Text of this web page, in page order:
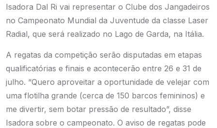
Isadora Dal Ri vai representar o Clube dos Jangadeiros
no Campeonato Mundial da Juventude da classe Laser
Radial, que será realizado no Lago de Garda, na Itália.
A regatas da competição serão disputadas em etapas
qualificatórias e finais e acontecerão entre 26 e 31 de
julho. “Quero aproveitar a oportunidade de velejar com
uma flotilha grande (cerca de 150 barcos femininos) e
me divertir, sem botar pressão de resultado”, disse
Isadora sobre o campeonato. O aviso de regatas pode